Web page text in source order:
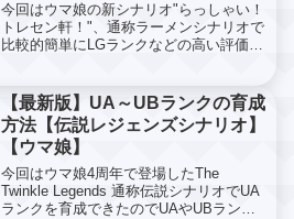
今回はウマ娘の新シナリオ"らっしゃい！
トレセン軒！"、通称ラーメンシナリオで
比較的簡単にLGランクなどの高い評価を
るので動画で見たい方はこちらをご覧く
ださいはじめに皆さ...
【最新版】UA～UBランクの育成
方法【伝説レジェンズシナリオ】
【ウマ娘】
今回はウマ娘4周年で登場したThe
Twinkle Legends 通称伝説シナリオでUA
ランクを育成できたのでUAやUBランク